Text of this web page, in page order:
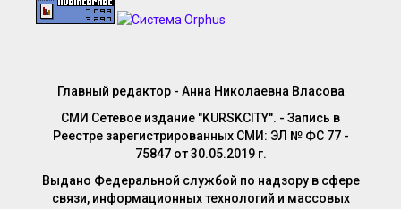
Главный редактор - Анна Николаевна Власова
СМИ Сетевое издание "KURSKCITY". - Запись в
Реестре зарегистрированных СМИ: ЭЛ № ФС 77 -
75847 от 30.05.2019 г.
Выдано Федеральной службой по надзору в сфере
связи, информационных технологий и массовых